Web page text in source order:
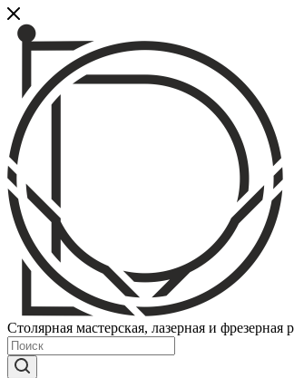
Столярная мастерская, лазерная и фрезерная